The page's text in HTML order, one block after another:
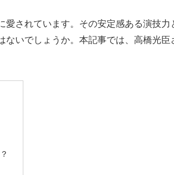
されています。その安定感ある演技力
いでしょうか。本記事では、高橋光臣